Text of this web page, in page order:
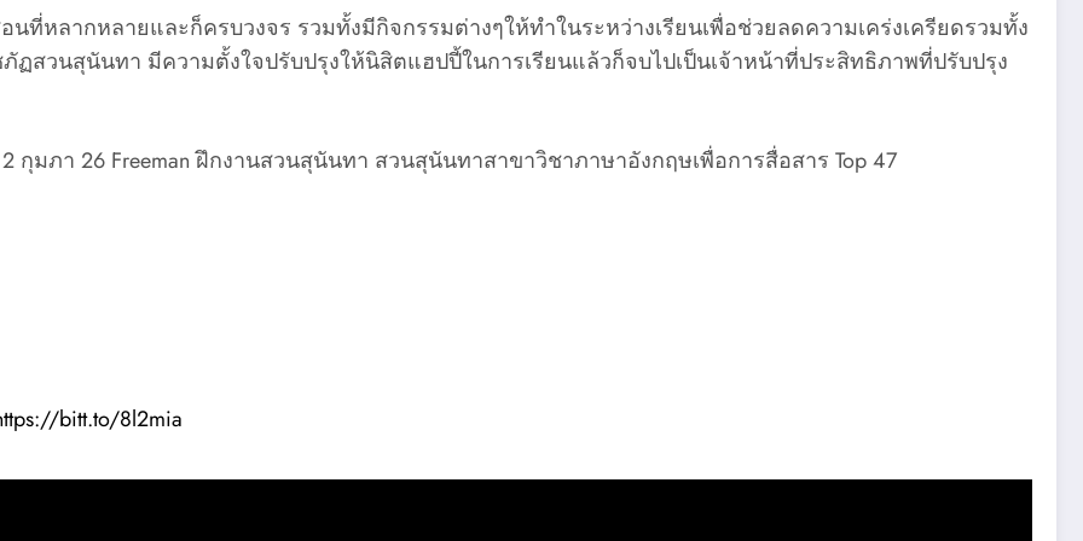
นที่หลากหลายและก็ครบวงจร รวมทั้งมีกิจกรรมต่างๆให้ทำในระหว่างเรียนเพื่อช่วยลดความเคร่งเครียดรวมทั้ง
ฏสวนสุนันทา มีความตั้งใจปรับปรุงให้นิสิตแฮปปี้ในการเรียนแล้วก็จบไปเป็นเจ้าหน้าที่ประสิทธิภาพที่ปรับปรุง
2 กุมภา 26 Freeman ฝึกงานสวนสุนันทา สวนสุนันทาสาขาวิชาภาษาอังกฤษเพื่อการสื่อสาร Top 47
bitt.to/8l2mia